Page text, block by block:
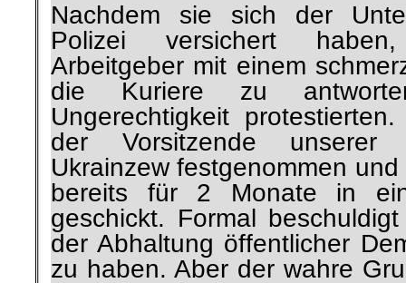
Nachdem sie sich der
Polizei versichert
Arbeitgeber mit einem
die Kuriere zu
Ungerechtigkeit
der Vorsitzende unserer
Ukrainzew festgenommen
bereits für 2 Monate in
geschickt. Formal
der Abhaltung öffentlicher
zu haben. Aber der wahre